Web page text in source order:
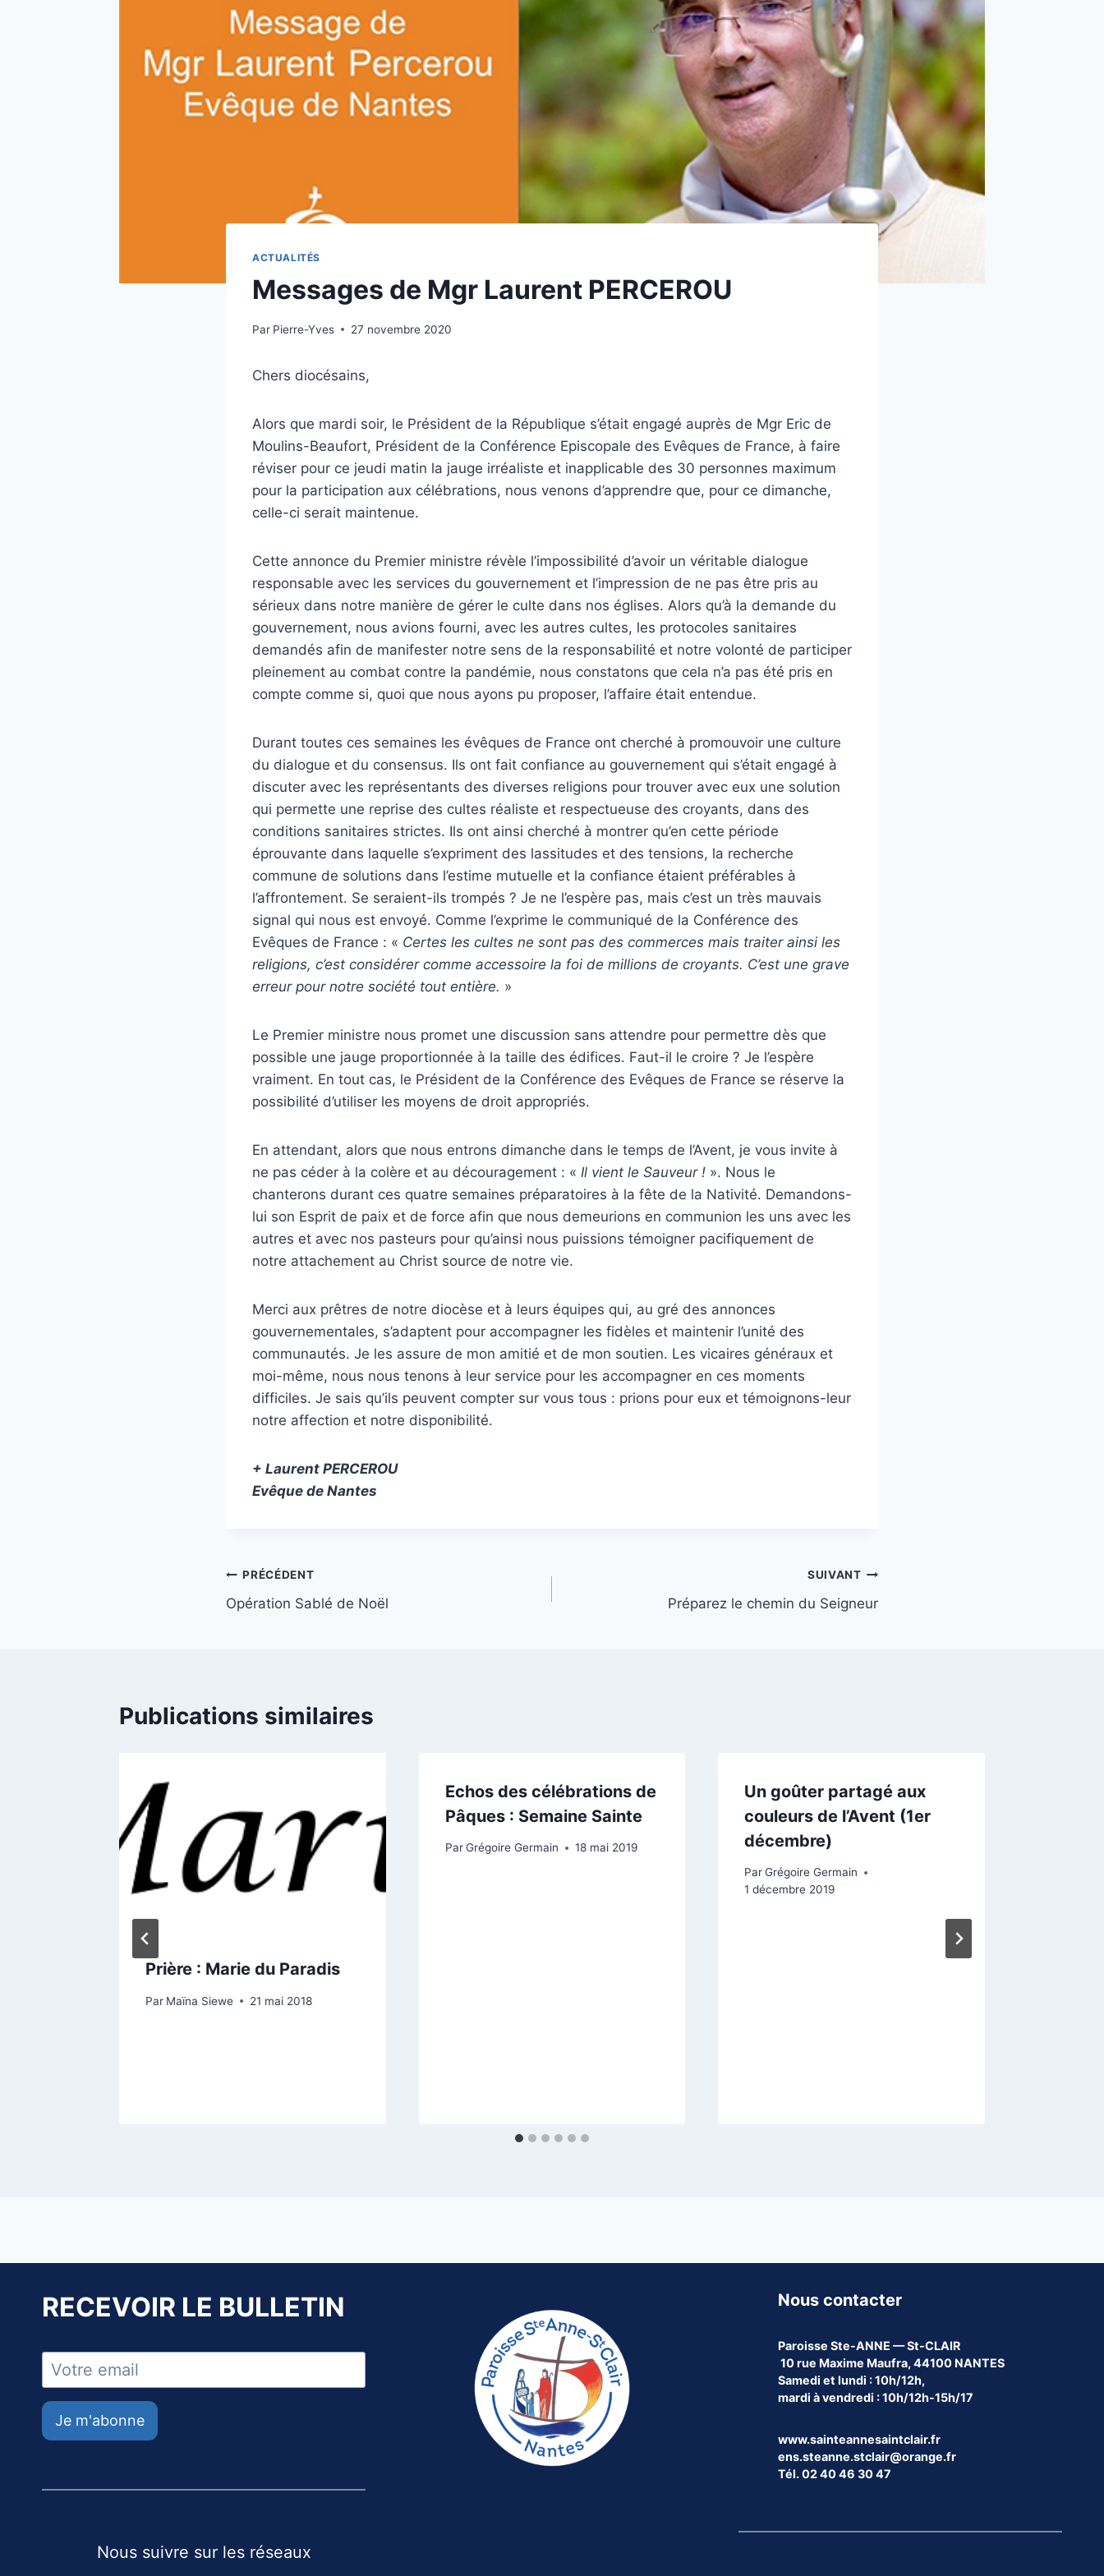
ACTUALITÉS
Messages de Mgr Laurent PERCEROU
Par Pierre-Yves 27 novembre 2020
Chers diocésains,
Alors que mardi soir, le Président de la République s’était engagé auprès de Mgr Eric de
Moulins-Beaufort, Président de la Conférence Episcopale des Evêques de France, à faire
réviser pour ce jeudi matin la jauge irréaliste et inapplicable des 30 personnes maximum
pour la participation aux célébrations, nous venons d’apprendre que, pour ce dimanche,
celle-ci serait maintenue.
Cette annonce du Premier ministre révèle l’impossibilité d’avoir un véritable dialogue
responsable avec les services du gouvernement et l’impression de ne pas être pris au
sérieux dans notre manière de gérer le culte dans nos églises. Alors qu’à la demande du
gouvernement, nous avions fourni, avec les autres cultes, les protocoles sanitaires
demandés afin de manifester notre sens de la responsabilité et notre volonté de participer
pleinement au combat contre la pandémie, nous constatons que cela n’a pas été pris en
compte comme si, quoi que nous ayons pu proposer, l’affaire était entendue.
Durant toutes ces semaines les évêques de France ont cherché à promouvoir une culture
du dialogue et du consensus. Ils ont fait confiance au gouvernement qui s’était engagé à
discuter avec les représentants des diverses religions pour trouver avec eux une solution
qui permette une reprise des cultes réaliste et respectueuse des croyants, dans des
conditions sanitaires strictes. Ils ont ainsi cherché à montrer qu’en cette période
éprouvante dans laquelle s’expriment des lassitudes et des tensions, la recherche
commune de solutions dans l’estime mutuelle et la confiance étaient préférables à
l’affrontement. Se seraient-ils trompés ? Je ne l’espère pas, mais c’est un très mauvais
signal qui nous est envoyé. Comme l’exprime le communiqué de la Conférence des
Evêques de France : « Certes les cultes ne sont pas des commerces mais traiter ainsi les
religions, c’est considérer comme accessoire la foi de millions de croyants. C’est une grave
erreur pour notre société tout entière. »
Le Premier ministre nous promet une discussion sans attendre pour permettre dès que
possible une jauge proportionnée à la taille des édifices. Faut-il le croire ? Je l’espère
vraiment. En tout cas, le Président de la Conférence des Evêques de France se réserve la
possibilité d’utiliser les moyens de droit appropriés.
En attendant, alors que nous entrons dimanche dans le temps de l’Avent, je vous invite à
ne pas céder à la colère et au découragement : « Il vient le Sauveur ! ». Nous le
chanterons durant ces quatre semaines préparatoires à la fête de la Nativité. Demandons-
lui son Esprit de paix et de force afin que nous demeurions en communion les uns avec les
autres et avec nos pasteurs pour qu’ainsi nous puissions témoigner pacifiquement de
notre attachement au Christ source de notre vie.
Merci aux prêtres de notre diocèse et à leurs équipes qui, au gré des annonces
gouvernementales, s’adaptent pour accompagner les fidèles et maintenir l’unité des
communautés. Je les assure de mon amitié et de mon soutien. Les vicaires généraux et
moi-même, nous nous tenons à leur service pour les accompagner en ces moments
difficiles. Je sais qu’ils peuvent compter sur vous tous : prions pour eux et témoignons-leur
notre affection et notre disponibilité.
+ Laurent PERCEROU
Evêque de Nantes
Navigation
de
PRÉCÉDENT
Opération Sablé de Noël
SUIVANT
Préparez le chemin du Seigneur
Publications similaires
Prière : Marie du Paradis
Par Maïna Siewe 21 mai 2018
Echos des célébrations de
Pâques : Semaine Sainte
Par Grégoire Germain 18 mai 2019
Un goûter partagé aux
couleurs de l’Avent (1er
décembre)
Par Grégoire Germain
1 décembre 2019
RECEVOIR LE BULLETIN
Je m'abonne
Nous suivre sur les réseaux
Nous contacter
Paroisse Ste-ANNE — St-CLAIR
10 rue Maxime Maufra, 44100 NANTES
Samedi et lundi : 10h/12h,
mardi à vendredi : 10h/12h-15h/17
www.sainteannesaintclair.fr
ens.steanne.stclair@orange.fr
Tél. 02 40 46 30 47